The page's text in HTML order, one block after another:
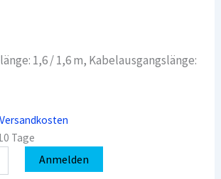
1,6 / 1,6 m, Kabelausgangslänge:
Versandkosten
Tage
Anmelden